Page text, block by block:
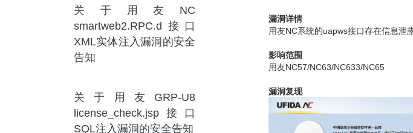
关于用友NC
smartweb2.RPC.d接口
XML实体注入漏洞的安全
告知
关于用友GRP-U8
license_check.jsp接口
SQL注入漏洞的安全告知
漏洞详情
用友NC系统的uapws接口存在信息泄
影响范围
用友NC57/NC63/NC633/NC65
漏洞复现